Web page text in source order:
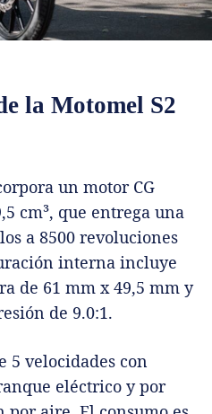
la Motomel S2
un motor CG
cm³, que entrega una
a 8500 revoluciones
interna incluye
de 61 mm x 49,5 mm y
de 9.0:1.
5 velocidades con
eléctrico y por